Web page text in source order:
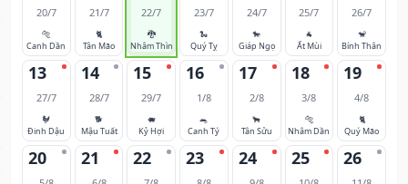
20/7
🐅
Canh Dần
21/7
🐈
Tân Mão
22/7
🐉
Nhâm Thìn
23/7
🐍
Quý Tỵ
24/7
🐎
Giáp Ngọ
25/7
🐐
Ất Mùi
26/7
🐒
Bính Thân
13
27/7
🐓
Đinh Dậu
14
28/7
🐕
Mậu Tuất
15
29/7
🐖
Kỷ Hợi
16
1/8
🐀
Canh Tý
17
2/8
🐂
Tân Sửu
18
3/8
🐅
Nhâm Dần
19
4/8
🐈
Quý Mão
20 21 22 23 24 25 26